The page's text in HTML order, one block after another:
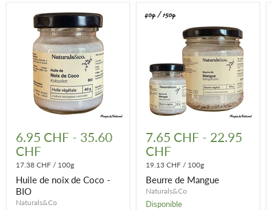
de
noix
de
Coco
BIO
6.95 CHF - 35.60
CHF
17.38 CHF / 100g
Huile de noix de Coco -
BIO
Naturals&Co
de
Mangue
7.65 CHF - 22.95
CHF
19.13 CHF / 100g
Beurre de Mangue
Naturals&Co
Disponible